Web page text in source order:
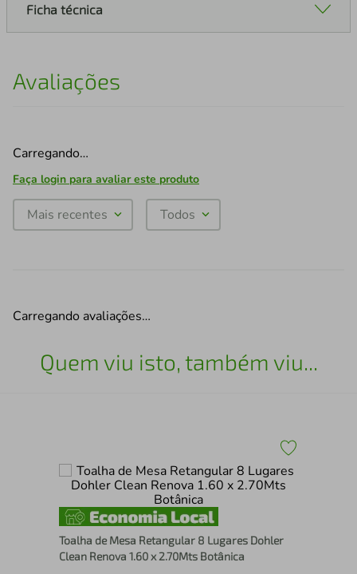
Ficha técnica
Avaliações
Carregando…
Faça login para avaliar este produto
Mais recentes Todos
Carregando avaliações…
Quem viu isto, também viu...
Toalha de Mesa Retangular 8 Lugares Dohler
Clean Renova 1.60 x 2.70Mts Botânica